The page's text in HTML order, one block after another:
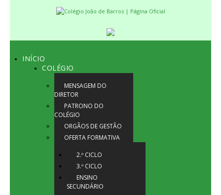
INÍCIO
COLÉGIO
MENSAGEM DO
DIRETOR
PATRONO DO
COLÉGIO
ORGÃOS DE GESTÃO
OFERTA FORMATIVA
2.º CICLO
3.º CICLO
ENSINO
SECUNDÁRIO